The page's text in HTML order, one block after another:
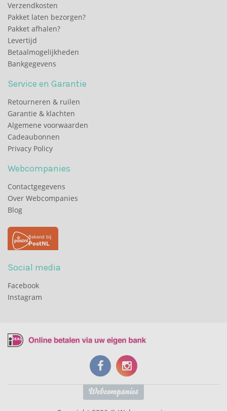
Verzendkosten
Pakket laten bezorgen?
Pakket afhalen?
Levertijd
Betaalmogelijkheden
Bankgegevens
Service en Garantie
Retourneren & ruilen
Garantie & klachten
Algemene voorwaarden
Cadeaubonnen
Privacy Policy
Webcompanies
Contactgegevens
Over Webcompanies
Blog
Social media
Facebook
Instagram